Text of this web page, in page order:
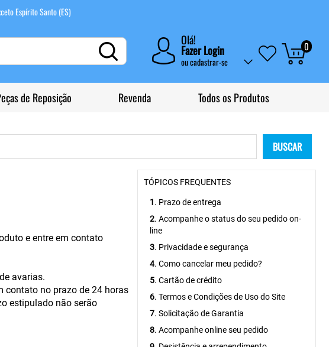
Espírito Santo (ES)
Olá!
Fazer Login
oucadastrar-se
0
de Reposição Revenda Todos os Produtos
BUSCAR
e entre em contato
avarias.
contato no prazo de 24 horas
estipulado não serão
TÓPICOS FREQUENTES
1. Prazo de entrega
2. Acompanhe o status do seu pedido on-
line
3. Privacidade e segurança
4. Como cancelar meu pedido?
5. Cartão de crédito
6. Termos e Condições de Uso do Site
7. Solicitação de Garantia
8. Acompanhe online seu pedido